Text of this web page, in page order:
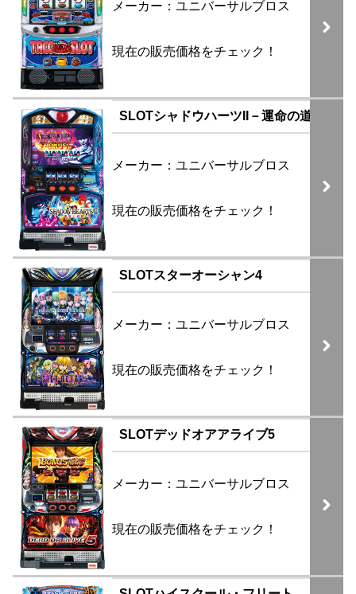
メーカー：ユニバーサルブロス
現在の販売価格をチェック！
SLOTシャドウハーツII－運命の道標－
メーカー：ユニバーサルブロス
現在の販売価格をチェック！
SLOTスターオーシャン4
メーカー：ユニバーサルブロス
現在の販売価格をチェック！
SLOTデッドオアアライブ5
メーカー：ユニバーサルブロス
現在の販売価格をチェック！